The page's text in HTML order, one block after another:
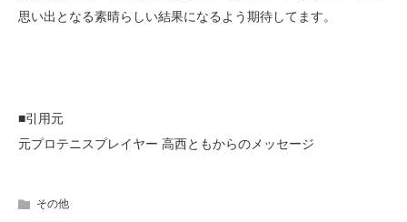
思い出となる素晴らしい結果になるよう期待してます。
■引用元
元プロテニスプレイヤー 高西ともからのメッセージ
その他